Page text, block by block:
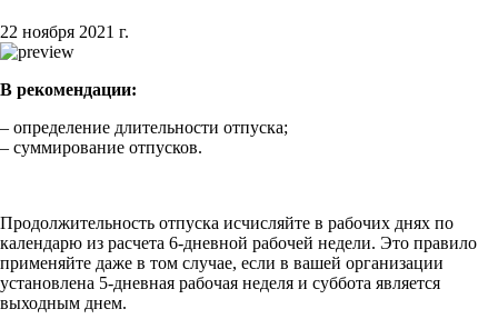
22 ноября 2021 г.
В рекомендации:
– определение длительности отпуска;
– суммирование отпусков.
Продолжительность отпуска исчисляйте в рабочих днях по
календарю из расчета 6-дневной рабочей недели. Это правило
применяйте даже в том случае, если в вашей организации
установлена 5-дневная рабочая неделя и суббота является
выходным днем.